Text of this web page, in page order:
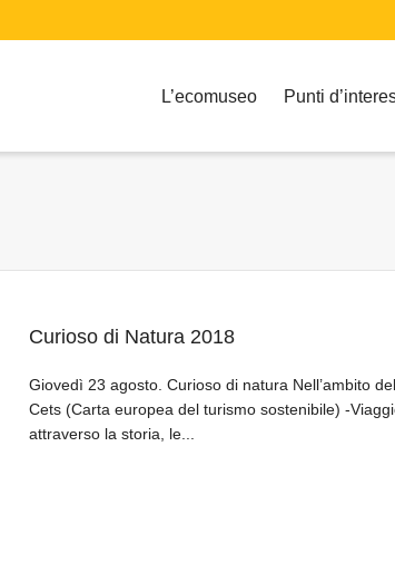
L’ecomuseo Punti
Curioso di Natura 2018
Giovedì 23 agosto. Curioso di natura Nell’ambito
Cets (Carta europea del turismo sostenibile) -
attraverso la storia, le...